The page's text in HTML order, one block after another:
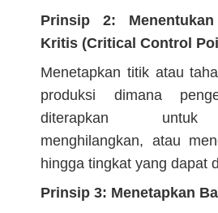
Prinsip 2:
Kritis (Critical Control
Menetapkan titik atau
produksi dimana
diterapkan untuk
menghilangkan, atau
hingga tingkat yang dapat
Prinsip 3: Menetapkan